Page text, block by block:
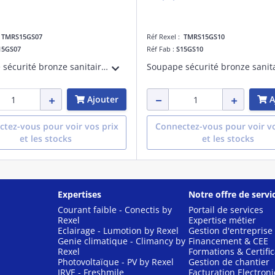
TMRS15GS07
Soupape sécurité bronze sanitaire 1/2' Thermador 7 bar
Ajouter
vous pour voir vos prix
et les stocks
Réf Rexel : TMRS15GS10
Réf Fab : S15GS10
Connectez-vous pour voir
et les stocks
Expertises
Courant faible - Conectis by
Rexel
Eclairage - Lumotion by Rexel
Genie climatique - Climancy by
Rexel
Photovoltaïque - PV by Rexel
IRVE - Freshmile
Notre offre de
Portail de services
Expertise métier
Gestion d'entreprise
Financement & CEE
Formations &
Gestion de chantier
Facturation